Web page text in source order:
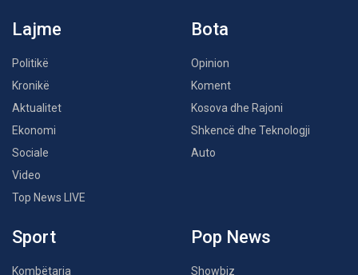
Lajme
Politikë
Kronikë
Aktualitet
Ekonomi
Sociale
Video
Top News LIVE
Bota
Opinion
Koment
Kosova dhe Rajoni
Shkencë dhe Teknologji
Auto
Sport
Kombëtarja
Pop News
Showbiz